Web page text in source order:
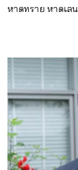
หาดทราย หาดเลน